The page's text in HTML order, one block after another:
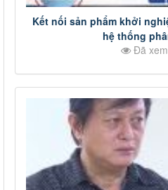
Kết nối sản phẩm khởi
hệ thống
Đã